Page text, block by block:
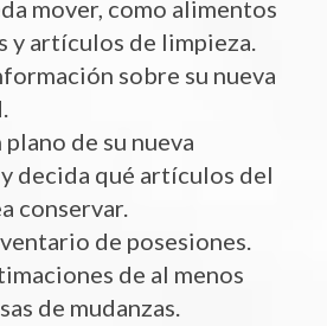
mover, como alimentos
y artículos de limpieza.
sobre su nueva
de su nueva
decida qué artículos del
conservar.
de posesiones.
de al menos
de mudanzas.